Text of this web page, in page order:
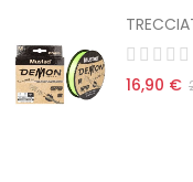
16,90 €